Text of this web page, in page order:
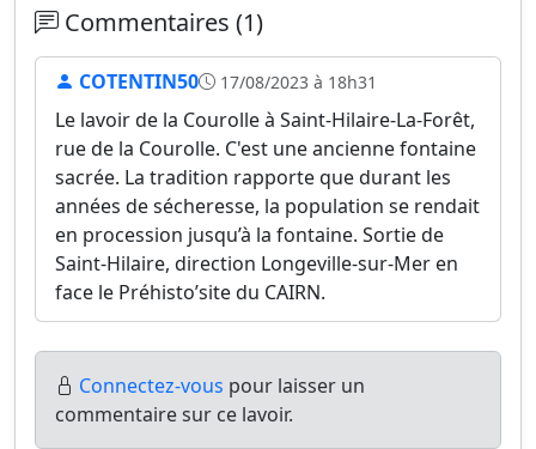
Commentaires (1)
COTENTIN50 17/08/2023 à 18h31
Le lavoir de la Courolle à Saint-Hilaire-La-Forêt,
rue de la Courolle. C'est une ancienne fontaine
sacrée. La tradition rapporte que durant les
années de sécheresse, la population se rendait
en procession jusqu’à la fontaine. Sortie de
Saint-Hilaire, direction Longeville-sur-Mer en
face le Préhisto’site du CAIRN.
Connectez-vous pour laisser un
commentaire sur ce lavoir.